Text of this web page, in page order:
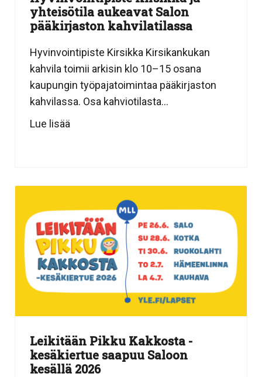
yhteisötila aukeavat Salon
pääkirjaston kahvilatilassa
Hyvinvointipiste Kirsikka Kirsikankukan
kahvila toimii arkisin klo 10–15 osana
kaupungin työpajatoimintaa pääkirjaston
kahvilassa. Osa kahviotilasta...
Lue lisää
Leikitään Pikku Kakkosta -
kesäkiertue saapuu Saloon
kesällä 2026